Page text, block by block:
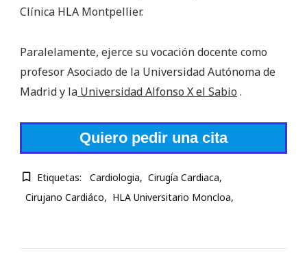
Clínica HLA Montpellier.
Paralelamente, ejerce su vocación docente como
profesor Asociado de la Universidad Autónoma de
Madrid y la Universidad Alfonso X el Sabio .
Quiero pedir una cita
Etiquetas: Cardiologia
Cirugía Cardiaca
Cirujano Cardiáco
HLA Universitario Moncloa